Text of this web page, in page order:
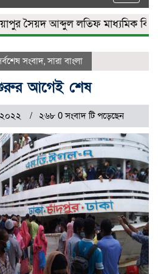
সৈয়দ আব্দুল লতিফ মাধ্যমিক
সংবাদ,সারা বাংলা
শুরুর আগেই শেষ
২০২২ ২৬৮ 0 সংবাদ টি পড়েছেন